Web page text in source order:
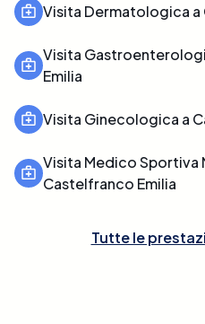
Visita Dermatologica a
Visita
Emilia
Visita Ginecologica a
Visita Medico Sportiva
Castelfranco Emilia
Tutte le